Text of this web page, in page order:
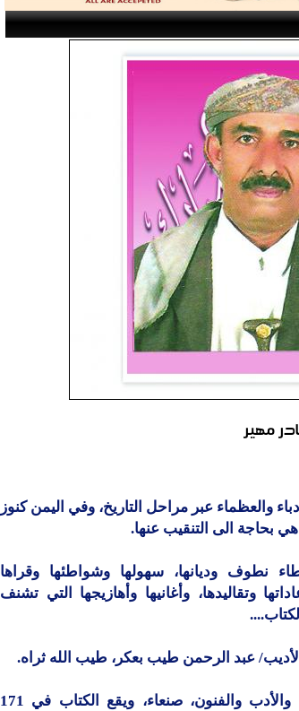
مهير
والعظماء عبر مراحل التاريخ، وفي اليمن كنوز
بحاجة الى التنقيب عنها.
نطوف وديانها، سهولها وشواطئها وقراها
وتقاليدها، وأغانيها وأهازيجها التي تشنف
عبد الرحمن طيب بعكر، طيب الله ثراه.
الناشر: مؤسسة الإبداع للثقافة والأدب والفنون، صنعاء، ويقع الكتاب في 171